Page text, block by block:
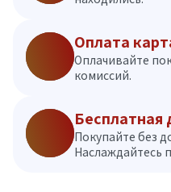
Оплата
Оплачивайте
комиссий.
Бесплатная
Покупайте без
Наслаждайтесь